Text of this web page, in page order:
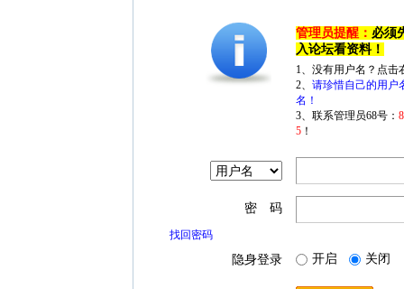
管理员提醒： 必须
入论坛看资料！
1、没有用户名？点
2、 请珍惜自己的用户
名！
3、联系管理员68号：
5 ！
密 码
找回密码
隐身登录 开启 关闭